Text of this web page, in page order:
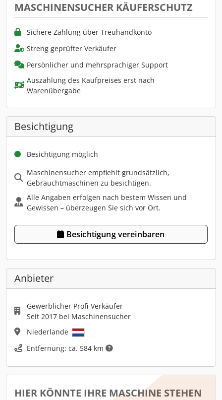
MASCHINENSUCHER KÄUFERSCHUTZ
Sichere Zahlung über Treuhandkonto
Streng geprüfter Verkäufer
Persönlicher und mehrsprachiger Support
Auszahlung des Kaufpreises erst nach
Warenübergabe
Besichtigung
Besichtigung möglich
Maschinensucher empfiehlt grundsätzlich,
Gebrauchtmaschinen zu besichtigen.
Alle Angaben erfolgen nach bestem Wissen und
Gewissen – überzeugen Sie sich vor Ort.
Besichtigung vereinbaren
Anbieter
Gewerblicher Profi-Verkäufer
Seit 2017 bei Maschinensucher
Niederlande
Entfernung: ca. 584 km
HIER KÖNNTE IHRE MASCHINE STEHEN